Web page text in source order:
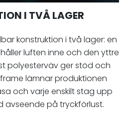
I TVÅ LAGER
konstruktion i två lager: en
luften inne och den yttre
polyesterväv ger stöd och
lämnar produktionen
och varje enskilt stag upp
avseende på tryckförlust.